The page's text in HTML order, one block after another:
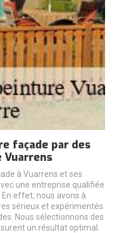
façade par des
Vuarrens
à Vuarrens et ses
une entreprise qualifiée
effet, nous avons à
sérieux et expérimentés
Nous sélectionnons des
un résultat optimal.